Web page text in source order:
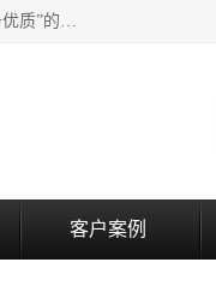
山东郓城瑞升玻璃有限公司地处水浒文化发源地、中国日用玻璃生产基地——山东郓城。 公司始终坚持“铸造精品，服务优质”的经营理念，斥资8000多万元引进国内先进的水晶料手工瓶生产线6条，晶白料8S机生产线8条，并引进人工挑料生产异型瓶和水晶玻璃瓶盖生产线。
客户案例